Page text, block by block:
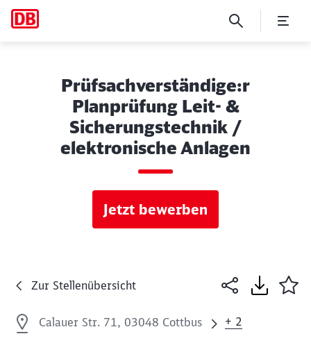
Prüfsachverständige:r
Planprüfung Leit- &
Sicherungstechnik /
elektronische Anlagen
Jetzt bewerben
Zur Stellenübersicht
Calauer Str. 71, 03048 Cottbus + 2